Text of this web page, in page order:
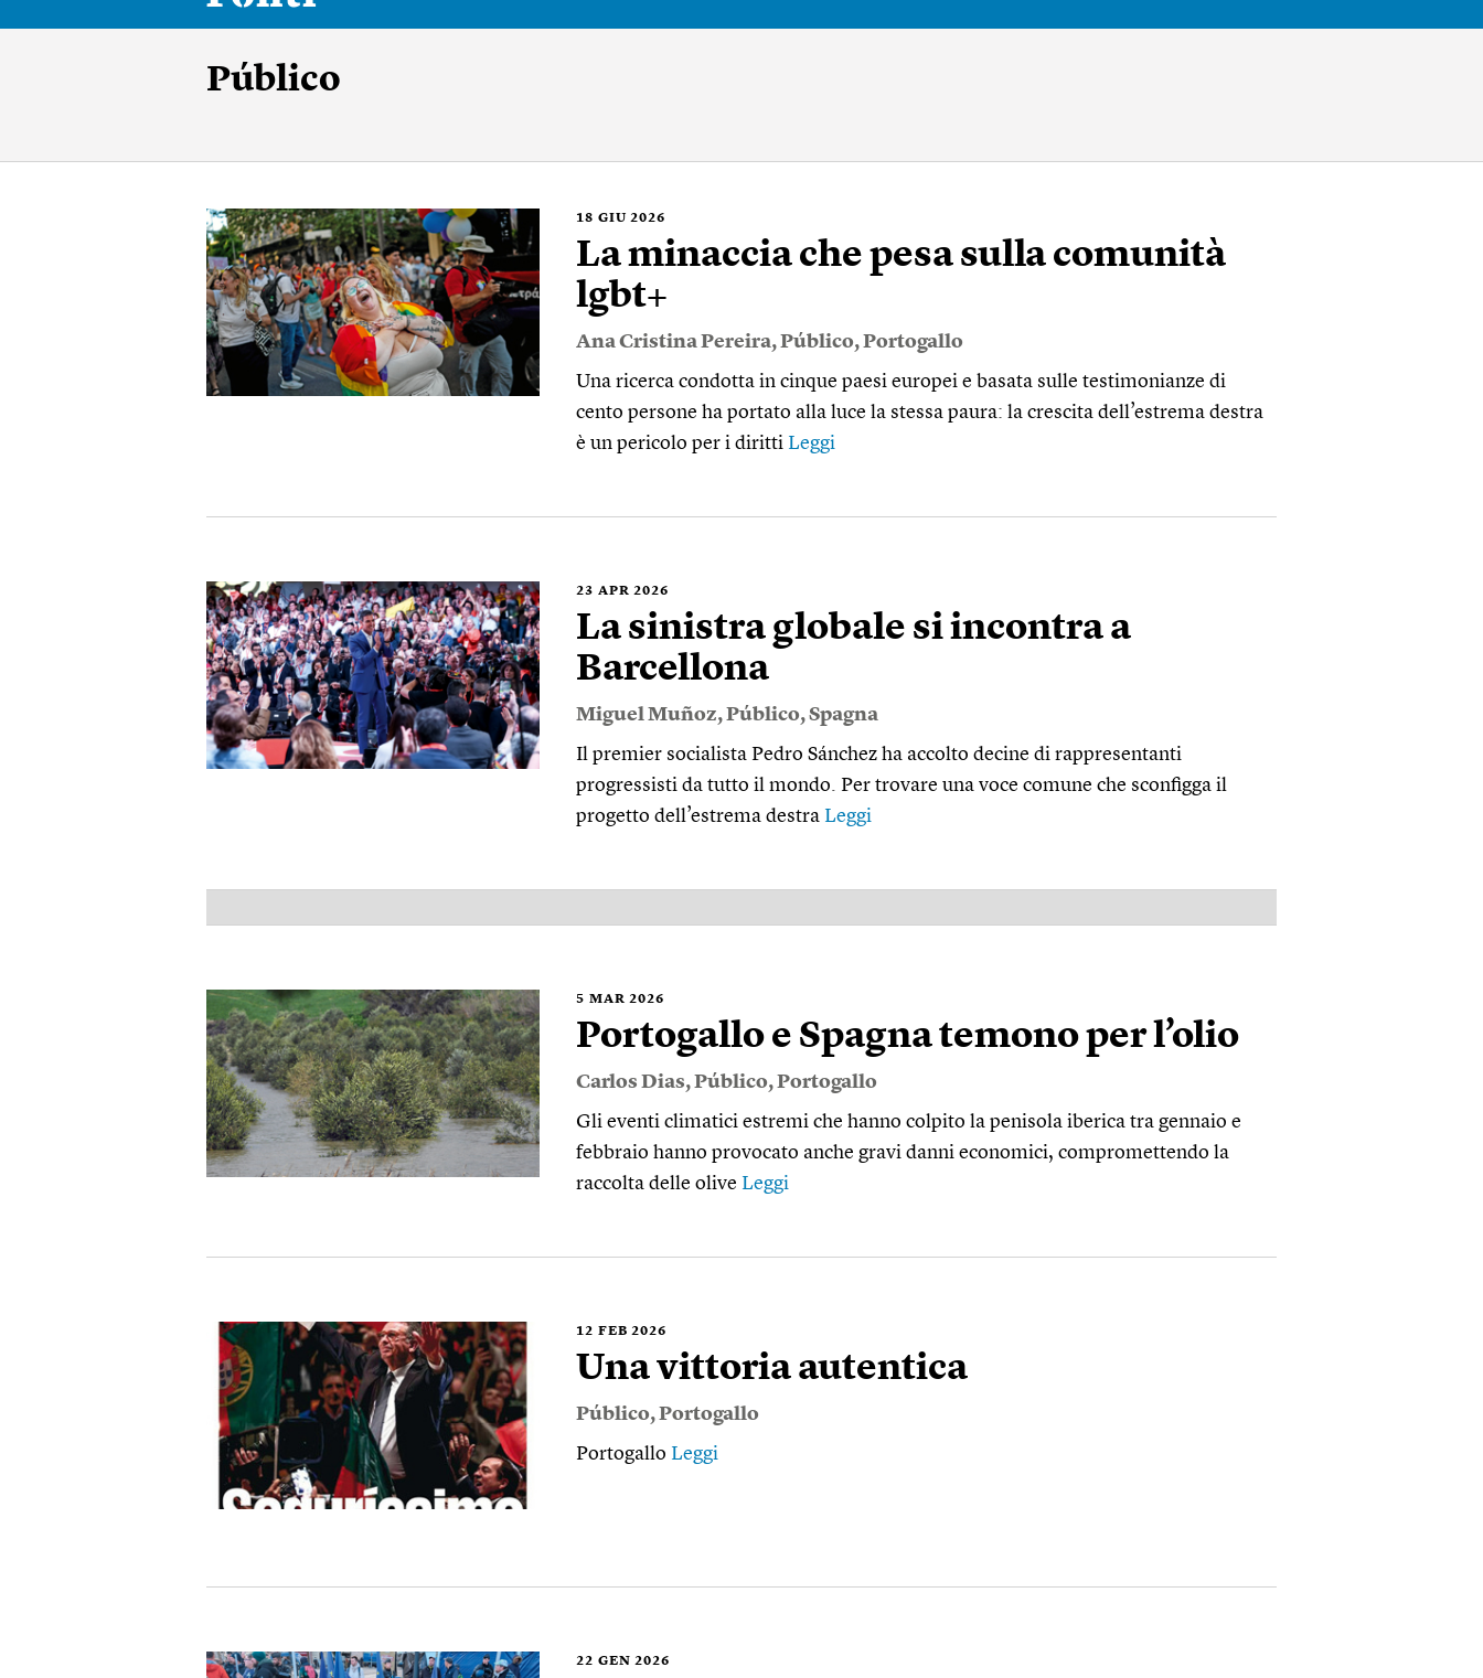
Público
18 GIU 2026
La minaccia che pesa sulla comunità
lgbt+
Ana Cristina Pereira,Público,Portogallo
Una ricerca condotta in cinque paesi europei e basata sulle testimonianze di
cento persone ha portato alla luce la stessa paura: la crescita dell’estrema destra
è un pericolo per i diritti Leggi
23 APR 2026
La sinistra globale si incontra a
Barcellona
Miguel Muñoz,Público,Spagna
Il premier socialista Pedro Sánchez ha accolto decine di rappresentanti
progressisti da tutto il mondo. Per trovare una voce comune che sconfigga il
progetto dell’estrema destra Leggi
5 MAR 2026
Portogallo e Spagna temono per l’olio
Carlos Dias,Público,Portogallo
Gli eventi climatici estremi che hanno colpito la penisola iberica tra gennaio e
febbraio hanno provocato anche gravi danni economici, compromettendo la
raccolta delle olive Leggi
12 FEB 2026
Una vittoria autentica
Público,Portogallo
Portogallo Leggi
22 GEN 2026